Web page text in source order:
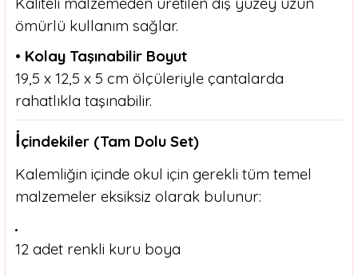
ömürlü kullanım sağlar.
• Kolay Taşınabilir Boyut
19,5 x 12,5 x 5 cm ölçüleriyle çantalarda
rahatlıkla taşınabilir.
İçindekiler (Tam Dolu Set)
Kalemliğin içinde okul için gerekli tüm temel
malzemeler eksiksiz olarak bulunur:
12 adet renkli kuru boya